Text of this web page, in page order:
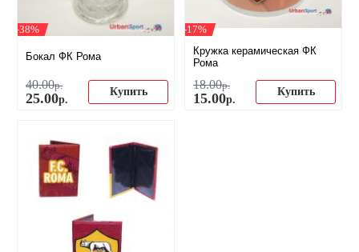
-38%
Бокал ФК Рома
40.00р.
25.00р.
Купить
-17%
Кружка керамическая ФК
Рома
18.00р.
15.00р.
Купить